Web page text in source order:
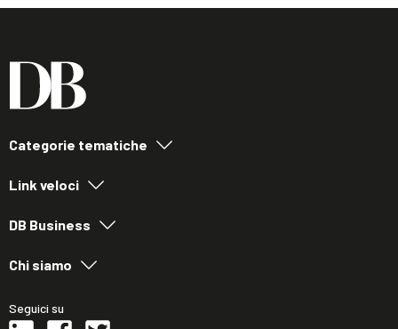
Categorie tematiche
Link veloci
DB Business
Chi siamo
Seguici su